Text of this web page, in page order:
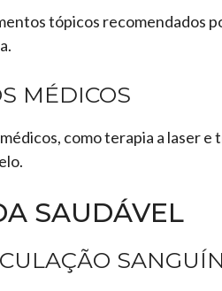
tópicos recomendados
MÉDICOS
como terapia a laser e
SAUDÁVEL